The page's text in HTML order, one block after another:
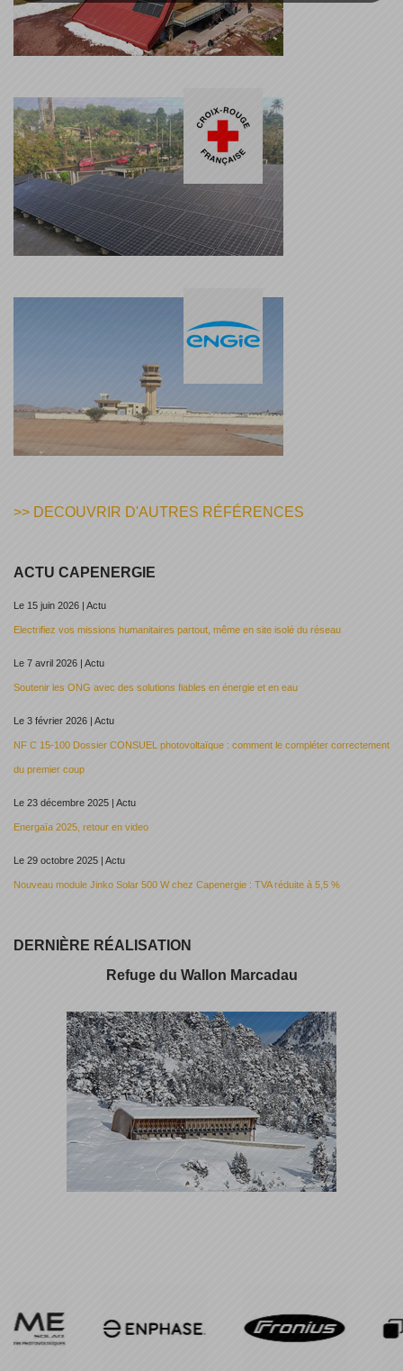
>> DECOUVRIR D'AUTRES RÉFÉRENCES
ACTU CAPENERGIE
Le 15 juin 2026 | Actu
Electrifiez vos missions humanitaires partout, même en site isolé du réseau
Le 7 avril 2026 | Actu
Soutenir les ONG avec des solutions fiables en énergie et en eau
Le 3 février 2026 | Actu
NF C 15-100 Dossier CONSUEL photovoltaïque : comment le compléter correctement
du premier coup
Le 23 décembre 2025 | Actu
Energaïa 2025, retour en video
Le 29 octobre 2025 | Actu
Nouveau module Jinko Solar 500 W chez Capenergie : TVA réduite à 5,5 %
DERNIÈRE RÉALISATION
Refuge du Wallon Marcadau